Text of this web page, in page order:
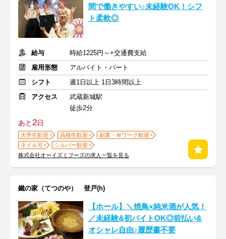
間で働きやすい♪未経験OK！シフ
ト柔軟◎
給与
時給1225円～+交通費支給
雇用形態
アルバイト・パート
シフト
週1日以上 1日3時間以上
アクセス
武蔵新城駅
徒歩2分
あと2日
大学生歓迎 高校生歓迎
副業・Ｗワーク歓迎
ネイル可
シルバー歓迎
株式会社オーイズミフーズの求人一覧を見る
鐵の家（てつのや） 登戸(h)
【ホール】＼焼鳥×純米酒が人気！
／未経験&初バイトOK◎前払い&
オシャレ自由♪履歴書不要